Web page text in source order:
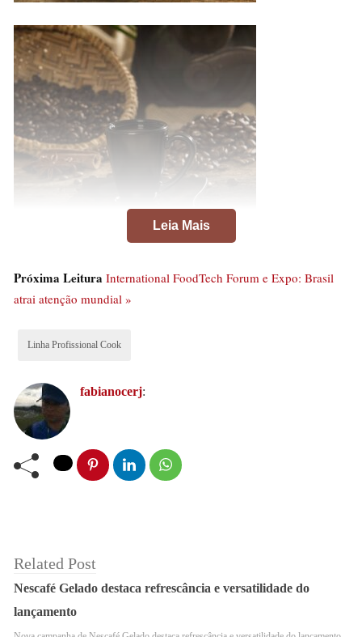
Xícara Elegance de café da VEM (preta)
Xícara Elegance de café da VEM (vermelha)
o maior produtor de café do
mundo. Dessa forma, com
Leia Mais
Próxima Leitura International FoodTech Forum e Expo: Brasil
atrai atenção mundial »
Linha Profissional Cook
fabianocerj:
Related Post
Nescafé Gelado destaca refrescância e versatilidade do
lançamento